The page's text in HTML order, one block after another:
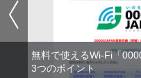
無料で使えるWi-Fi「
3つのポイント